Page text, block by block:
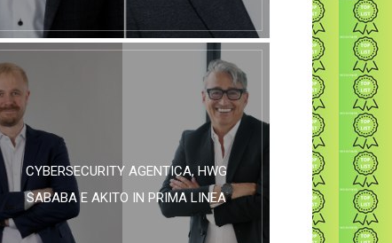
CYBERSECURITY AGENTICA, HWG
SABABA E AKITO IN PRIMA LINEA